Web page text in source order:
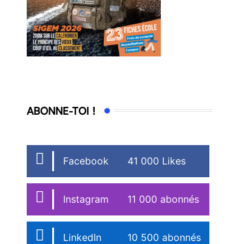
ABONNE-TOI !
Facebook 41 000 Likes
Instagram 11 000 abonnés
LinkedIn 10 500 abonnés